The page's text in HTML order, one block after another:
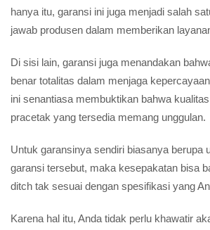
hanya itu, garansi ini juga menjadi salah
jawab produsen dalam memberikan
Di sisi lain, garansi juga menandakan
benar totalitas dalam menjaga
ini senantiasa membuktikan bahwa
pracetak yang tersedia memang unggulan.
Untuk garansinya sendiri biasanya berupa
garansi tersebut, maka kesepakatan bisa
ditch tak sesuai dengan spesifikasi yang
Karena hal itu, Anda tidak perlu khawatir